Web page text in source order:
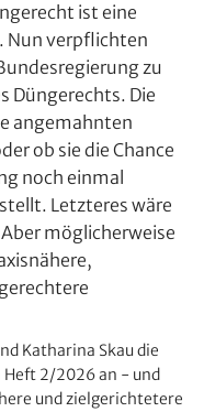
ist eine
Nun verpflichten
zu
Düngerechts. Die
angemahnten
ob sie die Chance
noch einmal
Letzteres wäre
möglicherweise
Katharina Skau die
Heft 2/2026 an - und
und zielgerichtetere